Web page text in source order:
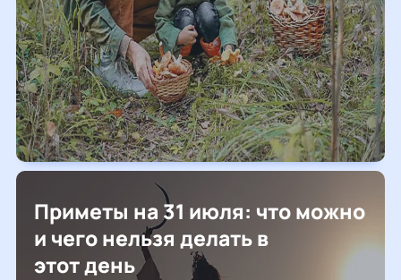
Приметы на 31 июля: что можно
и чего нельзя делать в
этот день